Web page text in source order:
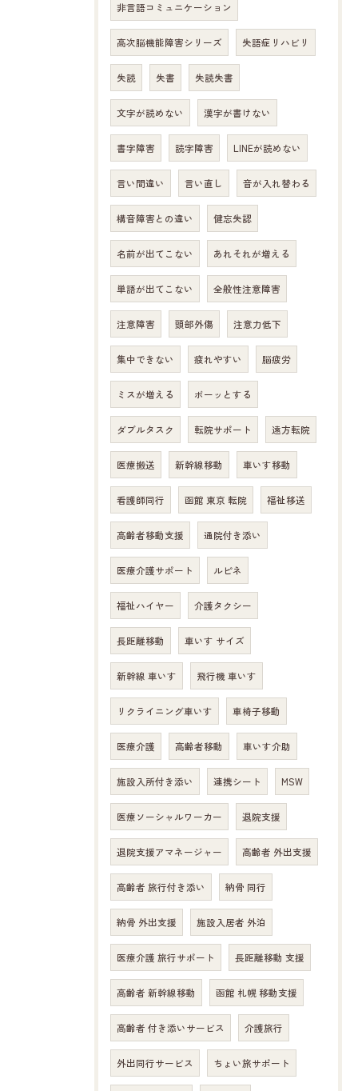
非言語コミュニケーション
高次脳機能障害シリーズ 失語症リハビリ
失読 失書 失読失書
文字が読めない 漢字が書けない
書字障害 読字障害 LINEが読めない
言い間違い 言い直し 音が入れ替わる
構音障害との違い 健忘失認
名前が出てこない あれそれが増える
単語が出てこない 全般性注意障害
注意障害 頭部外傷 注意力低下
集中できない 疲れやすい 脳疲労
ミスが増える ボーッとする
ダブルタスク 転院サポート 遠方転院
医療搬送 新幹線移動 車いす移動
看護師同行 函館 東京 転院 福祉移送
高齢者移動支援 通院付き添い
医療介護サポート ルピネ
福祉ハイヤー 介護タクシー
長距離移動 車いす サイズ
新幹線 車いす 飛行機 車いす
リクライニング車いす 車椅子移動
医療介護 高齢者移動 車いす介助
施設入所付き添い 連携シート MSW
医療ソーシャルワーカー 退院支援
退院支援アマネージャー 高齢者 外出支援
高齢者 旅行付き添い 納骨 同行
納骨 外出支援 施設入居者 外泊
医療介護 旅行サポート 長距離移動 支援
高齢者 新幹線移動 函館 札幌 移動支援
高齢者 付き添いサービス 介護旅行
外出同行サービス ちょい旅サポート